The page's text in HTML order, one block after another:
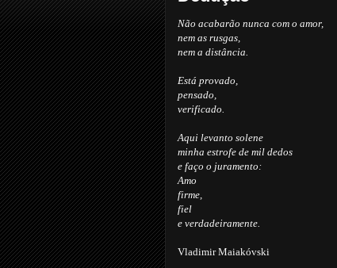
Não acabarão nunca com o amor,
nem as rusgas,
nem a distância.
Está provado,
pensado,
verificado.
Aqui levanto solene
minha estrofe de mil dedos
e faço o juramento:
Amo
firme,
fiel
e verdadeiramente.
Vladimir Maiakóvski